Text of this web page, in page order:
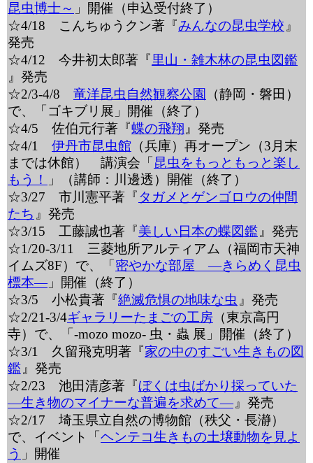
昆虫博士～ 」開催（申込受付終了）
☆4/18 こんちゅうクン著『みんなの昆虫学校 』
発売
☆4/12 今井初太郎著『里山・雑木林の昆虫図鑑
』発売
☆2/3-4/8 竜洋昆虫自然観察公園
（静岡・磐田）
で、「ゴキブリ展」開催（終了）
☆4/5 佐伯元行著『蝶の飛翔 』発売
☆4/1 伊丹市昆虫館 （兵庫）再オープン（3月末
までは休館） 講演会「 昆虫をもっともっと楽し
もう！
」（講師：川邊透）開催（終了）
☆3/27 市川憲平著『タガメとゲンゴロウの仲間
たち 』発売
☆3/15 工藤誠也著『美しい日本の蝶図鑑 』発売
☆1/20-3/11 三菱地所アルティアム（福岡市天神
イムズ8F）で、「 密やかな部屋 ―きらめく昆虫
標本―」開催（終了）
☆3/5 小松貴著『絶滅危惧の地味な虫 』発売
☆2/21-3/4ギャラリーたまごの工房 （東京高円
寺）で、「-mozo mozo- 虫・蟲 展」開催（終了）
☆3/1 久留飛克明著『家の中のすごい生きもの図
鑑 』発売
☆2/23 池田清彦著『ぼくは虫ばかり採っていた
―生き物のマイナーな普遍を求めて― 』発売
☆2/17 埼玉県立自然の博物館（秩父・長瀞）
で、イベント「 ヘンテコ生きもの土壌動物を見よ
う 」開催